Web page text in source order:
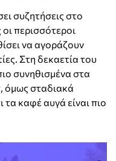
συζητήσεις στο
περισσότεροι
να αγοράζουν
Στη δεκαετία του
συνηθισμένα στα
όμως σταδιακά
τα καφέ αυγά είναι πιο